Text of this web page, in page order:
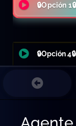
🔒Opción 1🔒
🔒Opción 4🔒